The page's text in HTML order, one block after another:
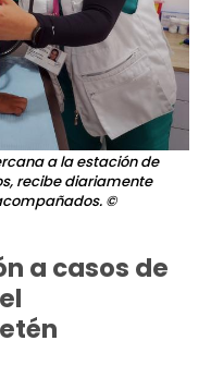
a la estación de
recibe diariamente
©
a casos de